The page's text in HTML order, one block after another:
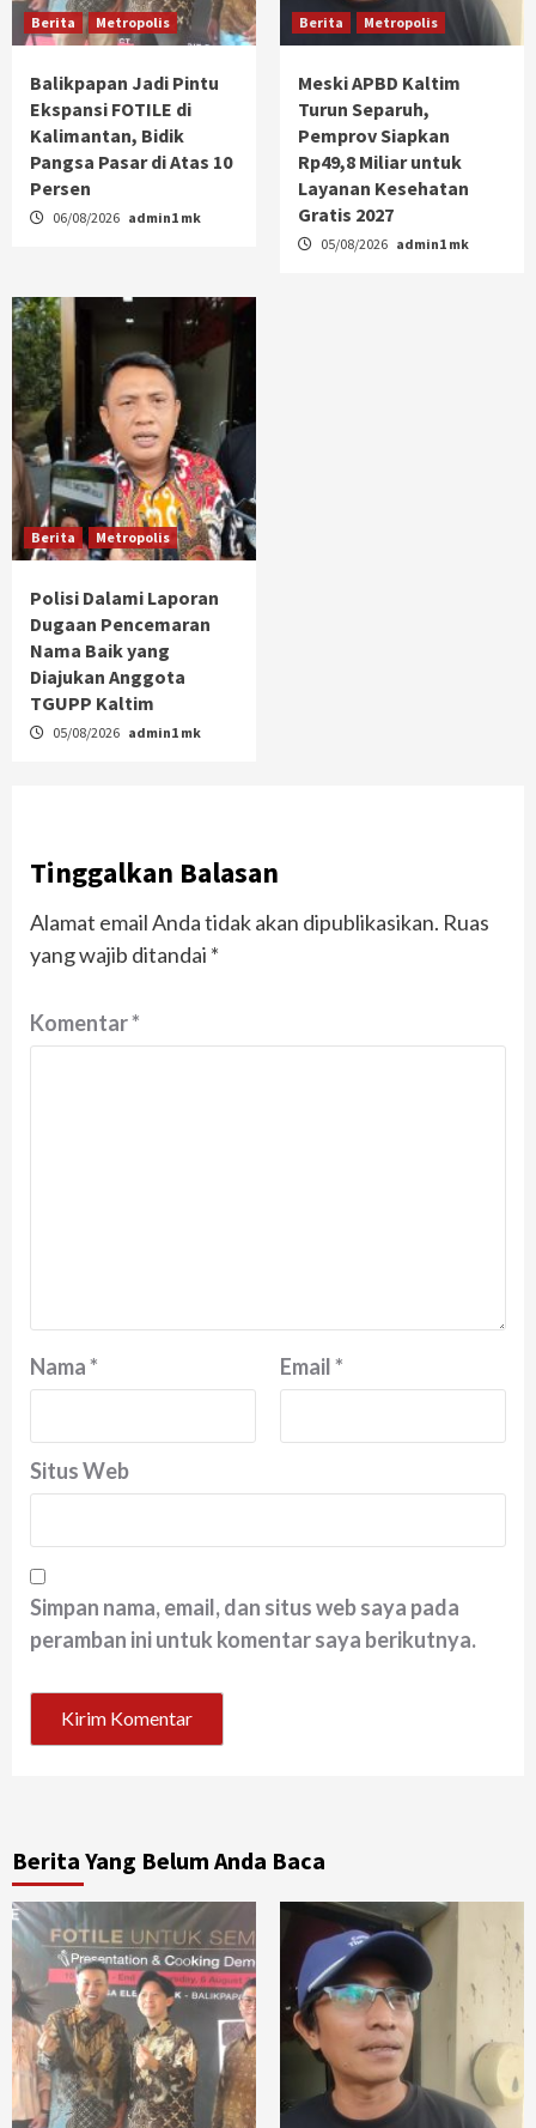
Berita Metropolis
Balikpapan Jadi Pintu
Ekspansi FOTILE di
Kalimantan, Bidik
Pangsa Pasar di Atas 10
Persen
06/08/2026 admin1 mk
Berita Metropolis
Meski APBD Kaltim
Turun Separuh,
Pemprov Siapkan
Rp49,8 Miliar untuk
Layanan Kesehatan
Gratis 2027
05/08/2026 admin1 mk
Berita Metropolis
Polisi Dalami Laporan
Dugaan Pencemaran
Nama Baik yang
Diajukan Anggota
TGUPP Kaltim
05/08/2026 admin1 mk
Tinggalkan Balasan
Alamat email Anda tidak akan dipublikasikan. Ruas
yang wajib ditandai *
Komentar*
Nama* Email*
Situs Web
Simpan nama, email, dan situs web saya pada
peramban ini untuk komentar saya berikutnya.
Berita Yang Belum Anda Baca